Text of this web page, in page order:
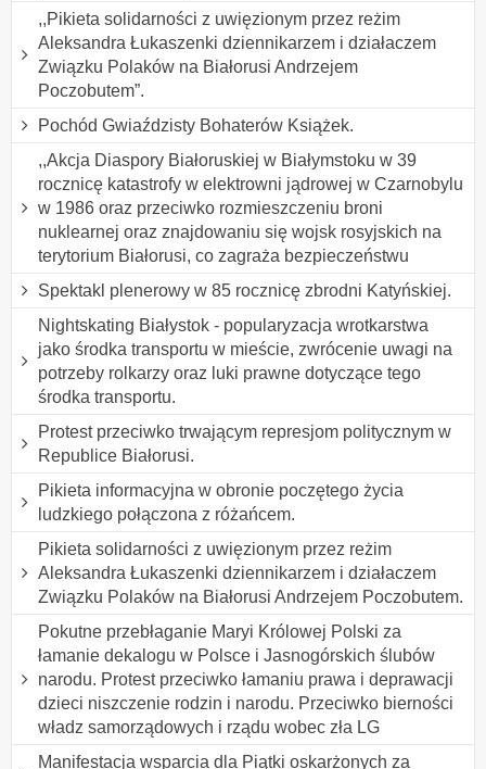
,,Pikieta solidarności z uwięzionym przez reżim
Aleksandra Łukaszenki dziennikarzem i działaczem
Związku Polaków na Białorusi Andrzejem
Poczobutem”.
Pochód Gwiaździsty Bohaterów Książek.
,,Akcja Diaspory Białoruskiej w Białymstoku w 39
rocznicę katastrofy w elektrowni jądrowej w Czarnobylu
w 1986 oraz przeciwko rozmieszczeniu broni
nuklearnej oraz znajdowaniu się wojsk rosyjskich na
terytorium Białorusi, co zagraża bezpieczeństwu
Spektakl plenerowy w 85 rocznicę zbrodni Katyńskiej.
Nightskating Białystok - popularyzacja wrotkarstwa
jako środka transportu w mieście, zwrócenie uwagi na
potrzeby rolkarzy oraz luki prawne dotyczące tego
środka transportu.
Protest przeciwko trwającym represjom politycznym w
Republice Białorusi.
Pikieta informacyjna w obronie poczętego życia
ludzkiego połączona z różańcem.
Pikieta solidarności z uwięzionym przez reżim
Aleksandra Łukaszenki dziennikarzem i działaczem
Związku Polaków na Białorusi Andrzejem Poczobutem.
Pokutne przebłaganie Maryi Królowej Polski za
łamanie dekalogu w Polsce i Jasnogórskich ślubów
narodu. Protest przeciwko łamaniu prawa i deprawacji
dzieci niszczenie rodzin i narodu. Przeciwko bierności
władz samorządowych i rządu wobec zła LG
Manifestacja wsparcia dla Piątki oskarżonych za